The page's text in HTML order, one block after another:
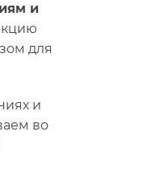
и
для
и
во